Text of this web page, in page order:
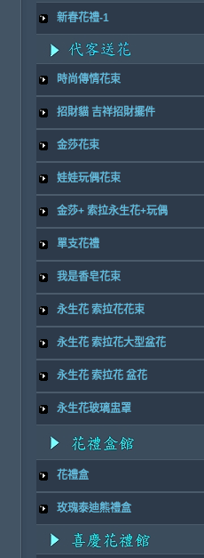
新春花禮-1
時尚傳情花束
招財貓 吉祥招財擺件
金莎花束
娃娃玩偶花束
金莎+ 索拉永生花+玩偶
單支花禮
我是香皂花束
永生花 索拉花花束
永生花 索拉花大型盆花
永生花 索拉花 盆花
永生花玻璃盅罩
花禮盒
玫瑰泰迪熊禮盒